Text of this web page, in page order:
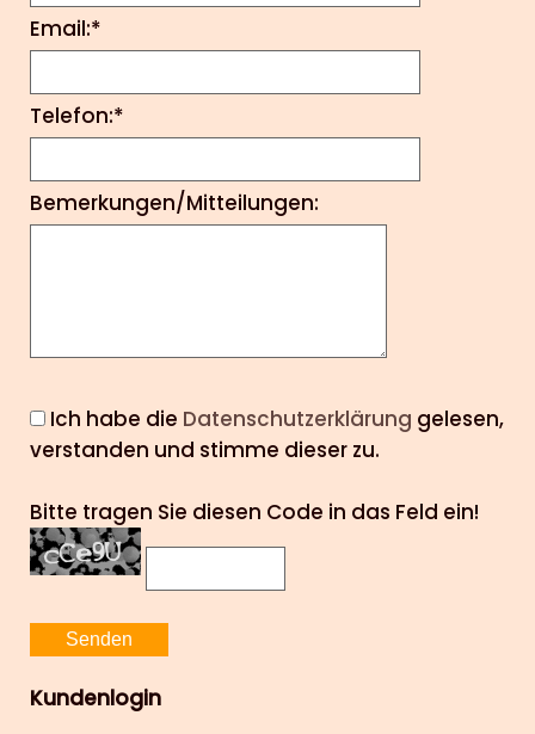
Email:*
Telefon:*
Bemerkungen/Mitteilungen:
Ich habe die Datenschutzerklärung gelesen,
verstanden und stimme dieser zu.
Bitte tragen Sie diesen Code in das Feld ein!
Kundenlogin